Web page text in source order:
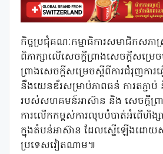
កិច្ចប្រជុំគណៈកម្មាធិការសមាជិកសភាស្
ពិភាក្សាលើសេចក្តីព្រាងសេចក្តីសម្រេ
ព្រាងសេចក្ដីសម្រេចស្ដីពីការជំរុញកា
នឹងយេនឌ័រសម្រាប់ភាពធន់ ការតភ្ជាប់
របស់សហគមន៍អាស៊ាន និង សេចក្ដីព្រ
ការលើកកម្ពស់ការលុបបំបាត់អំពើហិង្ស
ក្នុងតំបន់អាស៊ាន ដែលស្នើឡើងដោយ
ប្រទេសវៀតណាម៕